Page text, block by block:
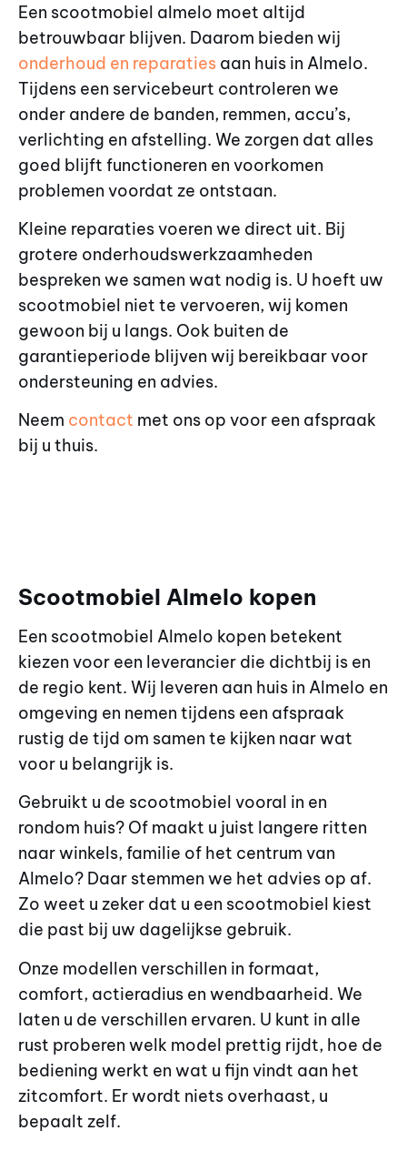
Een scootmobiel almelo moet altijd
betrouwbaar blijven. Daarom bieden wij
onderhoud en reparaties aan huis in Almelo.
Tijdens een servicebeurt controleren we
onder andere de banden, remmen, accu’s,
verlichting en afstelling. We zorgen dat alles
goed blijft functioneren en voorkomen
problemen voordat ze ontstaan.
Kleine reparaties voeren we direct uit. Bij
grotere onderhoudswerkzaamheden
bespreken we samen wat nodig is. U hoeft uw
scootmobiel niet te vervoeren, wij komen
gewoon bij u langs. Ook buiten de
garantieperiode blijven wij bereikbaar voor
ondersteuning en advies.
Neem contact met ons op voor een afspraak
bij u thuis.
Scootmobiel Almelo kopen
Een scootmobiel Almelo kopen betekent
kiezen voor een leverancier die dichtbij is en
de regio kent. Wij leveren aan huis in Almelo en
omgeving en nemen tijdens een afspraak
rustig de tijd om samen te kijken naar wat
voor u belangrijk is.
Gebruikt u de scootmobiel vooral in en
rondom huis? Of maakt u juist langere ritten
naar winkels, familie of het centrum van
Almelo? Daar stemmen we het advies op af.
Zo weet u zeker dat u een scootmobiel kiest
die past bij uw dagelijkse gebruik.
Onze modellen verschillen in formaat,
comfort, actieradius en wendbaarheid. We
laten u de verschillen ervaren. U kunt in alle
rust proberen welk model prettig rijdt, hoe de
bediening werkt en wat u fijn vindt aan het
zitcomfort. Er wordt niets overhaast, u
bepaalt zelf.